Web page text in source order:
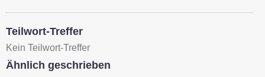
Teilwort-Treffer
Kein Teilwort-Treffer
Ähnlich geschrieben